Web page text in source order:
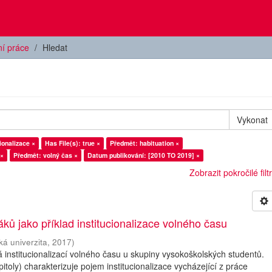
práce Hledat
Vykonat
× Has File(s): true ×
Předmět: habituation ×
Předmět: volný čas × Datum publikování: [2010 TO 2019] ×
Zobrazit pokročilé
jako příklad institucionalizace volného času
univerzita,2017)
institucionalizací volného času u skupiny vysokoškolských studentů.
charakterizuje pojem institucionalizace vycházející z práce